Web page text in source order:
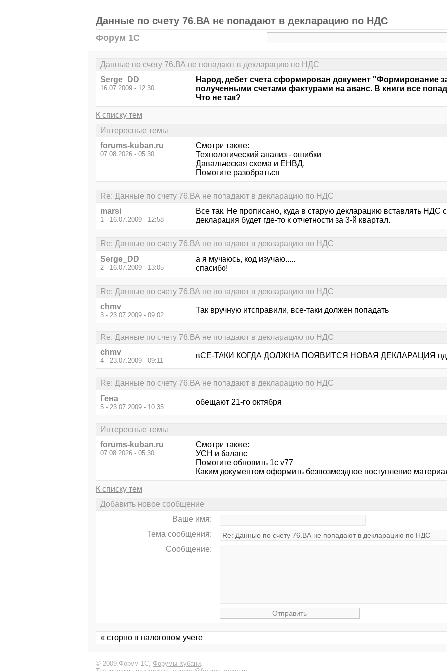
Данные по счету 76.ВА не попадают в декларацию по НДС
Форум 1С
Данные по счету 76.ВА не попадают в декларацию по НДС
Serge_DD
16.07.2009 - 12:30
Народ, дебет счета сформирован документ "Формирование
полученными счетами фактурами на аванс. В книги все
Что не так?
К списку тем
Интересные темы
forums-kuban.ru
07.08.2026 - 05:30
Смотри также:
Технологический анализ - ошибки
Давальческая схема и ЕНВД.
Помогите разобраться
Re: Данные по счету 76.ВА не попадают в декларацию по НДС
marsi
1 - 16.07.2009 - 12:58
Все так. Не прописано, куда в старую декларацию вставлять
декларация будет где-то к отчетности за 3-й квартал.
Re: Данные по счету 76.ВА не попадают в декларацию по НДС
Serge_DD
2 - 16.07.2009 - 13:05
а я мучаюсь, код изучаю.....
спасибо!
Re: Данные по счету 76.ВА не попадают в декларацию по НДС
chmv
3 - 23.07.2009 - 09:02
Так вручную итсправили, все-таки должен попадать
Re: Данные по счету 76.ВА не попадают в декларацию по НДС
chmv
4 - 23.07.2009 - 09:11
вСЕ-ТАКИ КОГДА ДОЛЖНА ПОЯВИТСЯ НОВАЯ ДЕКЛАРАЦИЯ
Re: Данные по счету 76.ВА не попадают в декларацию по НДС
Гена
5 - 23.07.2009 - 10:35
обещают 21-го октября
Интересные темы
forums-kuban.ru
07.08.2026 - 05:30
Смотри также:
УСН и баланс
Помогите обновить 1с v77
Каким документом оформить безвозмездное поступление
К списку тем
Добавить новое сообщение
Ваше имя:
Тема сообщения:
Сообщение:
« сторно в налоговом учете
© 2009 Форум 1С, Форумы Кубани.